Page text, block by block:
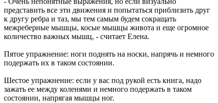
представить все эти движения и попытаться приблизить друг
к другу ребра и таз, мы тем самым будем сокращать
межреберные мышцы, косые мышцы живота и еще огромное
количество важных мышц, - считает Елена.
Пятое упражнение: ноги поднять на носки, напрячь и немного
подержать их в таком состоянии.
Шестое упражнение: если у вас под рукой есть книга, надо
зажать ее между коленями и немного подержать в таком
состоянии, напрягая мышцы ног.